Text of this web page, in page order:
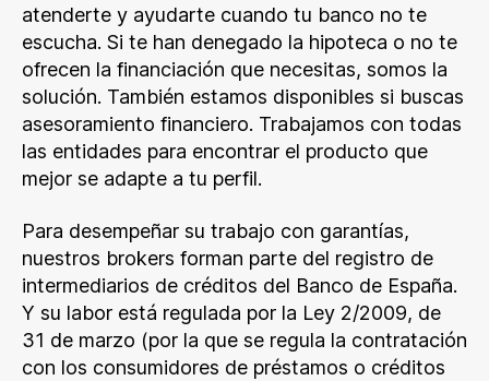
atenderte y ayudarte cuando tu banco no te
escucha. Si te han denegado la hipoteca o no te
ofrecen la financiación que necesitas, somos la
solución. También estamos disponibles si buscas
asesoramiento financiero. Trabajamos con todas
las entidades para encontrar el producto que
mejor se adapte a tu perfil.
Para desempeñar su trabajo con garantías,
nuestros brokers forman parte del registro de
intermediarios de créditos del Banco de España.
Y su labor está regulada por la Ley 2/2009, de
31 de marzo (por la que se regula la contratación
con los consumidores de préstamos o créditos